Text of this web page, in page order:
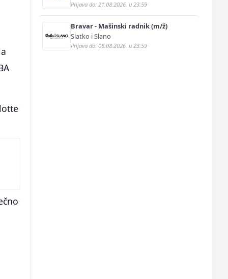
Prijava do: 21.08.2026. u 23:59
Bravar - Mašinski radnik (m/ž)
Slatko i Slano
Prijava do: 08.08.2026. u 23:59